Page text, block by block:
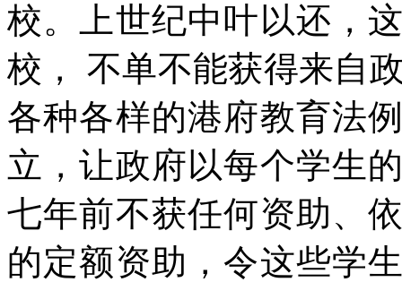
校。上世纪中叶以还，
校，
不单不能获得来自
各种各样的港府教育法
立，让政府以每个学生
七年前不获任何资助、
的定额资助，令这些学